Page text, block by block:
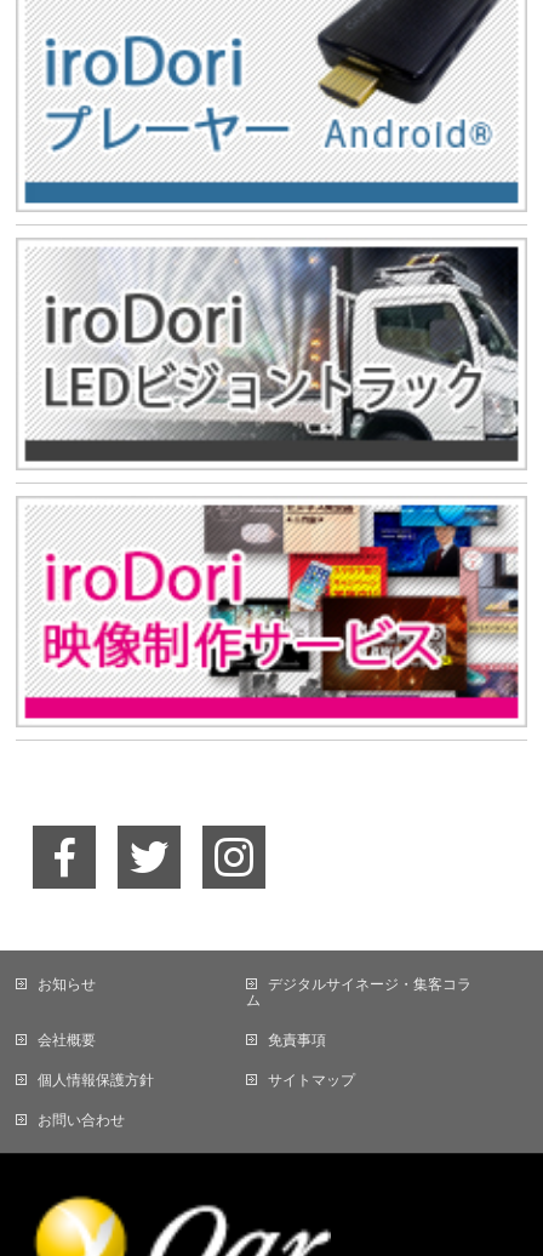
お知らせ
デジタルサイネージ・集客コラ
ム
会社概要 免責事項
個人情報保護方針 サイトマップ
お問い合わせ